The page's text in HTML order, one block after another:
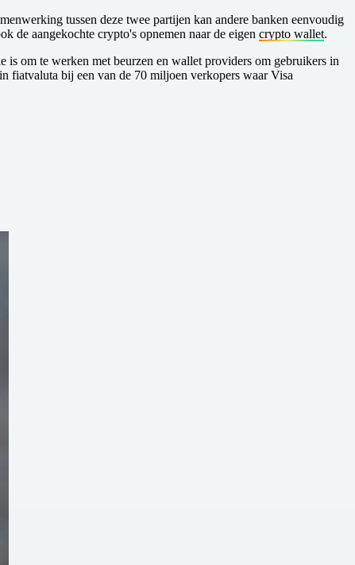
tussen deze twee partijen kan andere banken eenvoudig
de aangekochte crypto's opnemen naar de eigen crypto wallet.
om te werken met beurzen en wallet providers om gebruikers in
fiatvaluta bij een van de 70 miljoen verkopers waar Visa